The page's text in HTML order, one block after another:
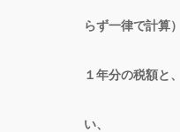
らず一律で計算
１年分の税額と
い、